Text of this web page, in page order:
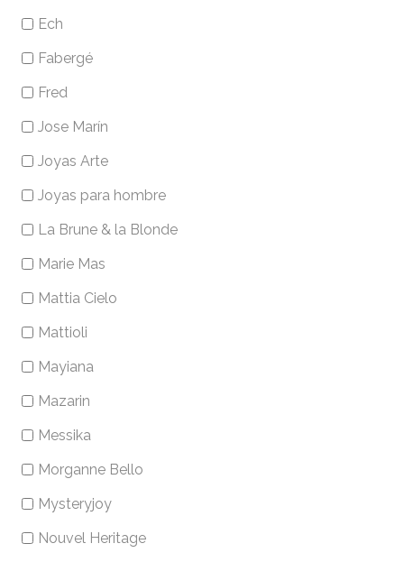
Ech
Fabergé
Fred
Jose Marín
Joyas Arte
Joyas para hombre
La Brune & la Blonde
Marie Mas
Mattia Cielo
Mattioli
Mayiana
Mazarin
Messika
Morganne Bello
Mysteryjoy
Nouvel Heritage